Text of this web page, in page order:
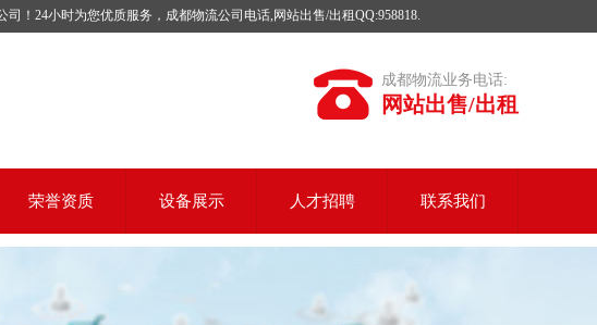
！24小时为您优质服务，成都物流公司电话,网站出售/出租QQ:958818.
成都物流业务电话:
网站出售/出租
荣誉资质 设备展示 人才招聘 联系我们